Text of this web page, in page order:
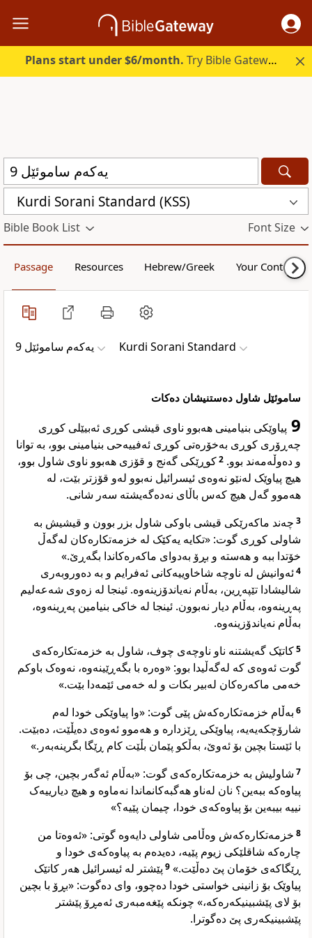
Plans start under $6/month. Try Bible Gateway Plus.
Kurdi Sorani Standard (KSS)
Bible Book List Font Size
Passage Resources Hebrew/Greek Your Content
یەکەم ساموئێل 9 Kurdi Sorani Standard
ساموئێل شاول دەستنیشان دەکات
9 پیاوێکی بنیامینی هەبوو ناوی قیشی کوڕی ئەبیێلی کوڕی
چەڕۆری کوڕی بەخۆرەتی کوڕی ئەفییەحی بنیامینی بوو، بە توانا
و دەوڵەمەند بوو. 2کوڕێکی گەنج و قۆزی هەبوو ناوی شاول بوو،
هیچ پیاوێک لەنێو نەوەی ئیسرائیل نەبوو لەو قۆزتر بێت، لە
هەموو گەل هیچ کەس باڵای نەدەگەیشتە سەر شانی.
3 چەند ماکەرێکی قیشی باوکی شاول بزر بوون و قیشیش بە
شاولی کوڕی گوت: «تکایە یەکێک لە خزمەتکارەکان لەگەڵ
خۆتدا ببە و هەستە و بڕۆ بەدوای ماکەرەکاندا بگەڕێ.»
4ئەوانیش لە ناوچە شاخاوییەکانی ئەفرایم و بە دەوروبەری
شالیشادا تێپەڕین، بەڵام نەیاندۆزینەوە. ئینجا لە زەوی شەعەلیم
پەڕینەوە، بەڵام دیار نەبوون. ئینجا لە خاکی بنیامین پەڕینەوە،
بەڵام نەیاندۆزینەوە.
5کاتێک گەیشتنە ناو ناوچەی چوف، شاول بە خزمەتکارەکەی
گوت ئەوەی کە لەگەڵیدا بوو: «وەرە با بگەڕێینەوە، نەوەک باوکم
خەمی ماکەرەکان لەبیر بکات و لە خەمی ئێمەدا بێت.»
6 بەڵام خزمەتکارەکەش پێی گوت: «وا پیاوێکی خودا لەم
شارۆچکەیەیە، پیاوێکی ڕێزدارە و هەموو ئەوەی دەیڵێت، دەبێت.
با ئێستا بچین بۆ ئەوێ، بەڵکو پێمان بڵێت کام ڕێگا بگرینەبەر.»
7 شاولیش بە خزمەتکارەکەی گوت: «بەڵام ئەگەر بچین، چی بۆ
پیاوەکە ببەین؟ نان لەناو هەگبەکانماندا نەماوە و هیچ دیارییەک
نییە بیبەین بۆ پیاوەکەی خودا، چیمان پێیە؟»
8 خزمەتکارەکەش وەڵامی شاولی دایەوە گوتی: «ئەوەتا من
چارەکە شاقلێکی زیوم پێیە، دەیدەم بە پیاوەکەی خودا و
ڕێگاکەی خۆمان پێ دەڵێت.» 9 پێشتر لە ئیسرائیل هەر کاتێک
پیاوێک بۆ زانینی خواستی خودا دەچوو، وای دەگوت: «بڕۆ با بچین
بۆ لای پێشبینیکەرەکە،» چونکە پێغەمبەری ئەمڕۆ پێشتر
پێشبینیکەری پێ دەگوترا.